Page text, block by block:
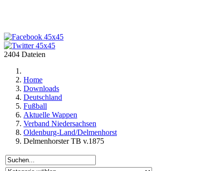
2404 Dateien
Home
Downloads
Deutschland
Fußball
Aktuelle Wappen
Verband Niedersachsen
Oldenburg-Land/Delmenhorst
Delmenhorster TB v.1875